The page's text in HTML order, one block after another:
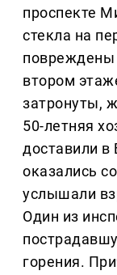
проспекте
стекла на
повреждены
втором
затронуты,
50-летняя
доставили
оказались
услышали
Один из
горения.